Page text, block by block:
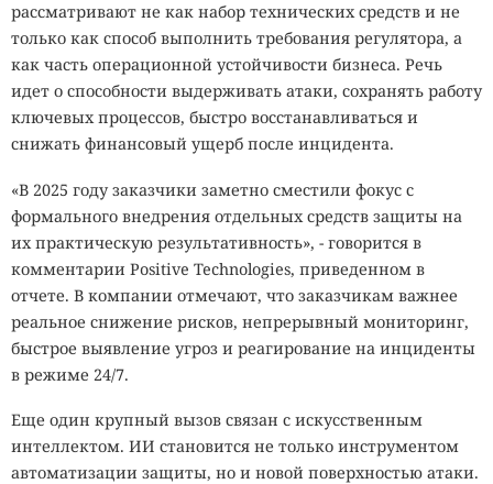
рассматривают не как набор технических средств и не
только как способ выполнить требования регулятора, а
как часть операционной устойчивости бизнеса. Речь
идет о способности выдерживать атаки, сохранять работу
ключевых процессов, быстро восстанавливаться и
снижать финансовый ущерб после инцидента.
«В 2025 году заказчики заметно сместили фокус с
формального внедрения отдельных средств защиты на
их практическую результативность», - говорится в
комментарии Positive Technologies, приведенном в
отчете. В компании отмечают, что заказчикам важнее
реальное снижение рисков, непрерывный мониторинг,
быстрое выявление угроз и реагирование на инциденты
в режиме 24/7.
Еще один крупный вызов связан с искусственным
интеллектом. ИИ становится не только инструментом
автоматизации защиты, но и новой поверхностью атаки.